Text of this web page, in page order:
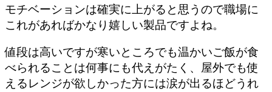
モチベーションは確実に上がると思うので職場に
これがあればかなり嬉しい製品ですよね。
値段は高いですが寒いところでも温かいご飯が食
べられることは何事にも代えがたく、屋外でも使
えるレンジが欲しかった方には涙が出るほどうれ